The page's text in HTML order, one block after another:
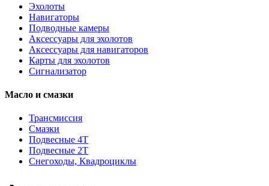
Эхолоты
Навигаторы
Подводные камеры
Аксессуары для эхолотов
Аксессуары для навигаторов
Карты для эхолотов
Сигнализатор
Масло и смазки
Трансмиссия
Смазки
Подвесные 4Т
Подвесные 2Т
Снегоходы, Квадроциклы